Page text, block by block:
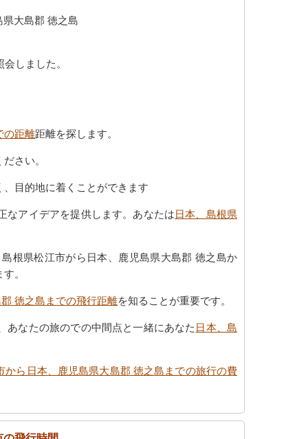
県大島郡 徳之島
しました。
の距離距離を探します。
さい。
目的地に着くことができます
なアイデアを提供します。あなたは日本、島根県
根県松江市がら日本、鹿児島県大島郡 徳之島か
。
徳之島までの飛行距離を知ることが重要です。
あなたの旅のでの中間点と一緒にあなた 日本、島
から日本、鹿児島県大島郡 徳之島までの旅行の費